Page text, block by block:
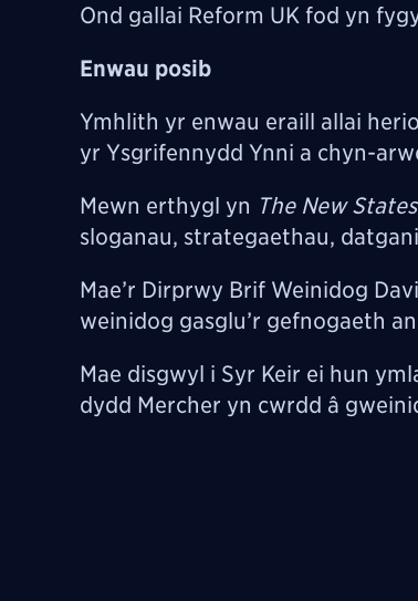
Ond gallai Reform UK fod yn
Enwau posib
Ymhlith yr enwau eraill allai
yr Ysgrifennydd Ynni a chyn-
Mewn erthygl yn The New
sloganau, strategaethau,
Mae’r Dirprwy Brif Weinidog
weinidog gasglu’r gefnogaeth
Mae disgwyl i Syr Keir ei hun
dydd Mercher yn cwrdd â